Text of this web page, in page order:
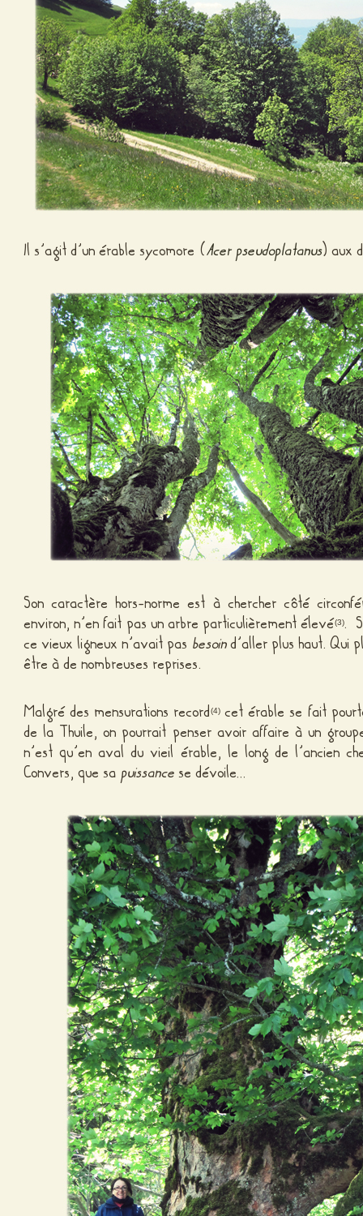
Il s’agit d’un érable sycomore (Acer pseudoplatanus) aux
Son caractère hors-norme est à chercher côté
environ, n’en fait pas un arbre particulièrement élevé(3).
ce vieux ligneux n’avait pas besoind’aller plus haut. Qui
être à de nombreuses reprises.
Malgré des mensurations record(4) cet érable se fait
de la Thuile, on pourrait penser avoir affaire à un
n’est qu’en aval du vieil érable, le long de l’ancien
Convers, que sa puissancese dévoile…